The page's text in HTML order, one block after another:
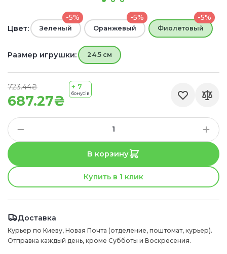
687.27₴
723.44₴ + 7
бонусів
Цвет:
-5%
Зеленый
-5%
Оранжевый
-5%
Фиолетовый
Размер игрушки: 24.5 см
В корзину
Купить в 1 клик
Доставка
Курьер по Киеву, Новая Почта (отделение, поштомат, курьер).
Отправка каждый день, кроме Субботы и Воскресения.